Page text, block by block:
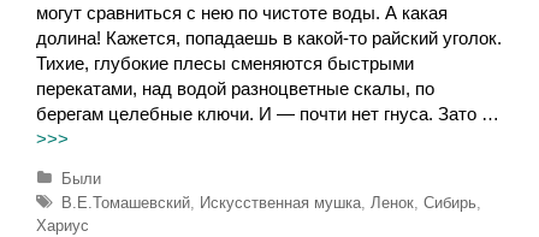
могут сравниться с нею по чистоте воды. А какая
долина! Кажется, попадаешь в какой-то райский уголок.
Тихие, глубокие плесы сменяются быстрыми
перекатами, над водой разноцветные скалы, по
берегам целебные ключи. И — почти нет гнуса. Зато …
>>>
Р
у
б
Были
М
е
В.Е.Томашевский, Искусственная мушка, Ленок, Сибирь,
Хариус